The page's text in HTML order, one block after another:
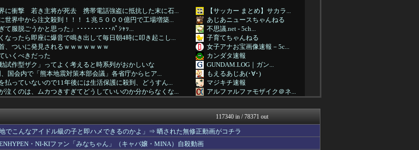
界に衝撃 若き主将が死去 携帯電話強盗に抵抗した末に石...
【サッカー まとめ】サカラ...
世界中から注文殺到！！！ １兆５０００億円で工場増築...
あじあニュースちゃんねる
て服脱ごうかと思った」･･････････ﾊﾟｼｬｯ...
不思議.net - 5ch...
なったら即座に爆音で鳴き出して毎日朝4時に叩き起こし...
子育てちゃんねる
、ついに発見されるｗｗｗｗｗｗｗ
女子アナお宝画像速報－5c...
いくべきだった
カンダタ速報
試作型ザク」ってよく考えると時系列がおかしいな
GUNDAM.LOG｜ガン...
、国会内で「熊本地震対策本部会議」各省庁からヒア...
もえるあじあ(･∀･)
払っていないので11年後には生活保護に殺到、どうすん...
マジキチ速報
泣くのは、ムカつきすぎてどうしていいのか分からなくな...
アルファルファモザイク＠ネ...
の苦手なので行き当たりばったりの旅行しかできません
コンテンツ・声優 | ラブ...
で日常会話が出来るのにお前らときたら……
ゲーム実況者速報＠YouT...
ンキング、日本はタイ、インドネシアに次いで3位ランク...
国難にあってもの申す！！
だ結果ｗｗｗｗｗｗｗｗｗｗｗｗｗｗｗｗｗｗｗｗｗｗｗ...
アルファルファモザイク＠ネ...
ったツイートをするｗｗｗｗｗｗｗｗｗｗｗ
117340 in / 78371 out
でこんなアイドル級の子と即ハメできるのかよ」⇒ 晒された無修正動画がコチラ
ENHYPEN・NI-KIファン「みなちゃん」（キャバ嬢・MINA）自殺動画